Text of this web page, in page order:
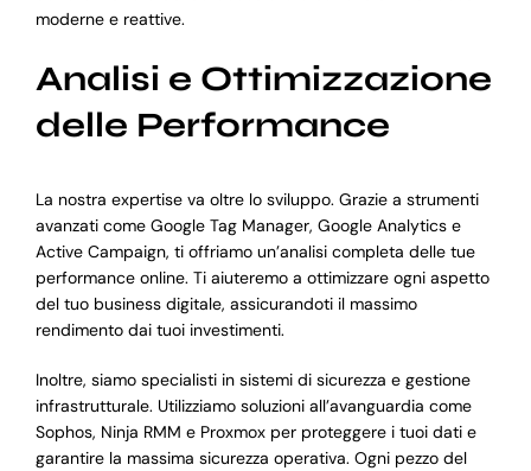
moderne e reattive.
Analisi e Ottimizzazione
delle Performance
La nostra expertise va oltre lo sviluppo. Grazie a strumenti
avanzati come Google Tag Manager, Google Analytics e
Active Campaign, ti offriamo un’analisi completa delle tue
performance online. Ti aiuteremo a ottimizzare ogni aspetto
del tuo business digitale, assicurandoti il massimo
rendimento dai tuoi investimenti.
Inoltre, siamo specialisti in sistemi di sicurezza e gestione
infrastrutturale. Utilizziamo soluzioni all’avanguardia come
Sophos, Ninja RMM e Proxmox per proteggere i tuoi dati e
garantire la massima sicurezza operativa. Ogni pezzo del